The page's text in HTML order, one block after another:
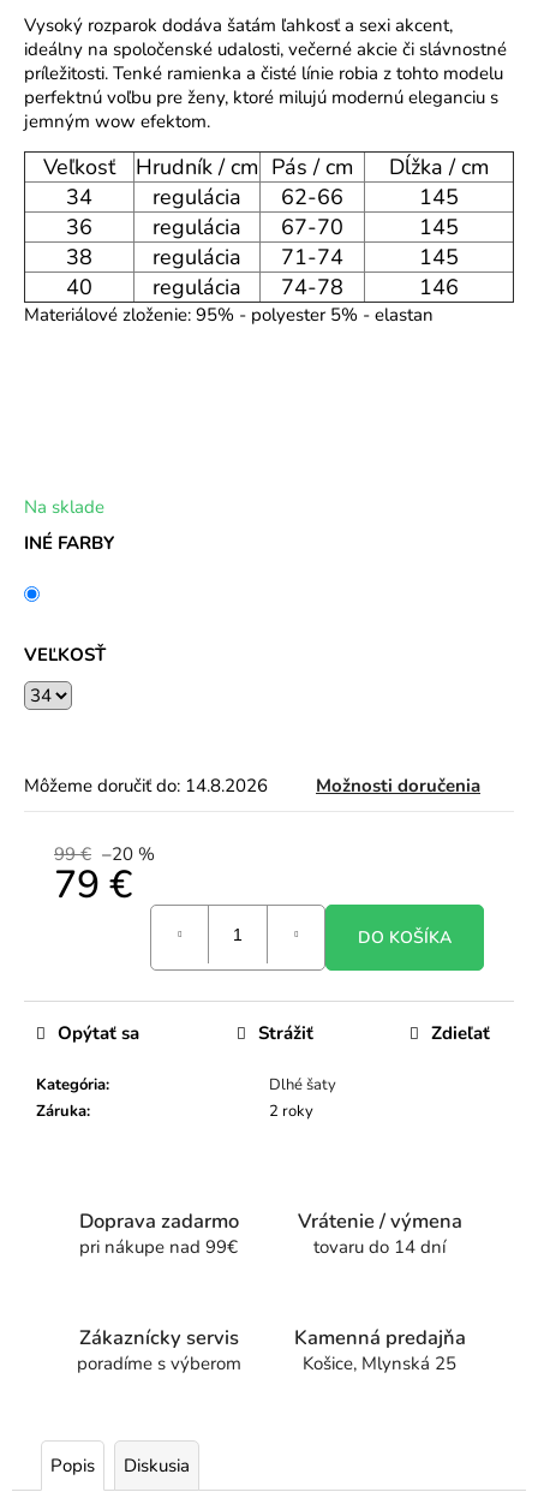
Vysoký rozparok dodáva šatám ľahkosť a sexi akcent,
ideálny na spoločenské udalosti, večerné akcie či slávnostné
príležitosti. Tenké ramienka a čisté línie robia z tohto modelu
perfektnú voľbu pre ženy, ktoré milujú modernú eleganciu s
jemným wow efektom.
Veľkosť Hrudník / cm Pás / cm
Dĺžka / cm
34
regulácia 62-66
145
36
regulácia 67-70
145
38
regulácia 71-74
145
40
regulácia 74-78 146
Materiálové zloženie: 95% - polyester 5% - elastan
INÉ FARBY
VEĽKOSŤ
Môžeme doručiť do: 14.8.2026 Možnosti doručenia
Na sklade
99 € –20 %
79 €
DO KOŠÍKA
Kategória:
Dlhé šaty
Záruka: 2 roky
Opýtať sa Strážiť Zdieľať
Doprava zadarmo
pri nákupe nad 99€
Vrátenie / výmena
tovaru do 14 dní
Zákaznícky servis
poradíme s výberom
Kamenná predajňa
Košice, Mlynská 25
Popis Diskusia